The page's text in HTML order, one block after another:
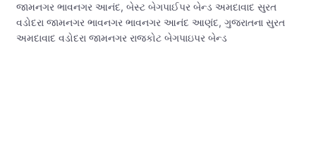
જામનગર ભાવનગર આનંદ, બેસ્ટ બેગપાઈપર બેન્ડ અમદાવાદ સુરત
વડોદરા જામનગર ભાવનગર ભાવનગર આનંદ આણંદ, ગુજરાતના સુરત
અમદાવાદ વડોદરા જામનગર રાજકોટ બેગપાઇપર બેન્ડ